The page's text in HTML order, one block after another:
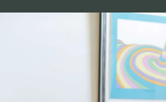
Resbalón y Caída